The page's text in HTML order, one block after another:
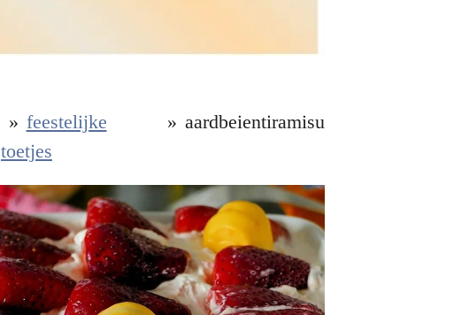
» feestelijke
toetjes
» aardbeientiramisu